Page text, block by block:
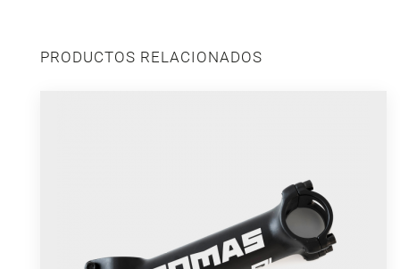
PRODUCTOS RELACIONADOS